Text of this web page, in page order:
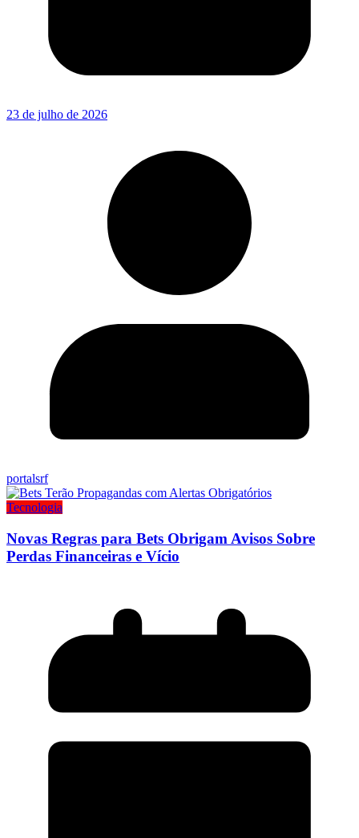
23 de julho de 2026
portalsrf
Tecnologia
Novas Regras para Bets Obrigam Avisos Sobre
Perdas Financeiras e Vício